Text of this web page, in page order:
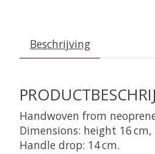
Beschrijving
Handwoven from
Dimensions: height 16
Handle drop: 14 cm.